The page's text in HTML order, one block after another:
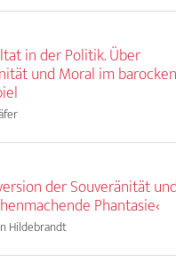
in der Politik. Über
und Moral im barocken
der Souveränität und
Phantasie‹
Hildebrandt